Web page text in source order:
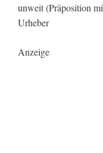
unweit (Präposition
Urheber
Anzeige